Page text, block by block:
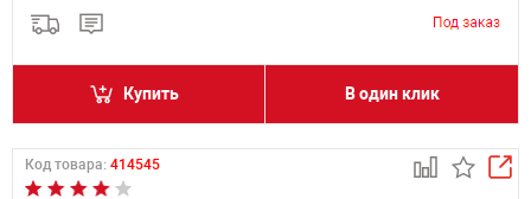
Купить В один клик
Код товара: 414545